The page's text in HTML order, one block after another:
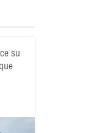
su